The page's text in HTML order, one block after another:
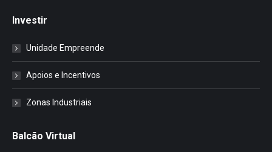
Investir
Unidade Empreende
Apoios e Incentivos
Zonas Industriais
Balcão Virtual